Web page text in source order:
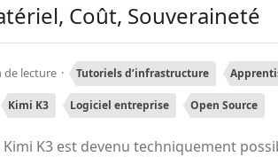
Coût, Souveraineté
de lecture Tutoriels d’infrastructure
Kimi K3 Logiciel entreprise Open Source
K3 est devenu techniquement